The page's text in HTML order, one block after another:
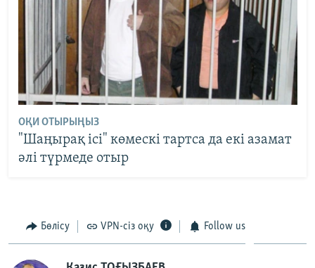
ОҚИ ОТЫРЫҢЫЗ
"Шаңырақ ісі" көмескі тартса да екі азамат
әлі түрмеде отыр
Бөлісу VPN-сіз оқу Follow us